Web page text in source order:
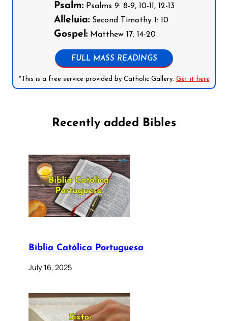
Psalm:Psalms 9: 8-9, 10-11, 12-13
Alleluia:Second Timothy 1: 10
Gospel:Matthew 17: 14-20
FULL MASS READINGS
*This is a free service provided by Catholic Gallery. Get it here
Recently added Bibles
Bíblia Católica Portuguesa
July 16, 2025